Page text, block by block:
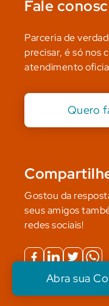
Fale
Parceria de
precisar, é só nos
atendimento
Quero
Gostou da
seus amigos
redes sociais!
Abra sua